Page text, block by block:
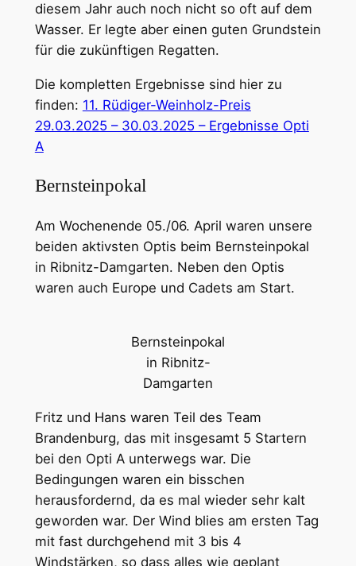
diesem Jahr auch noch nicht so oft auf dem
Wasser. Er legte aber einen guten Grundstein
für die zukünftigen Regatten.
Die kompletten Ergebnisse sind hier zu
finden: 11. Rüdiger-Weinholz-Preis
29.03.2025 – 30.03.2025 – Ergebnisse Opti
A
Bernsteinpokal
Am Wochenende 05./06. April waren unsere
beiden aktivsten Optis beim Bernsteinpokal
in Ribnitz-Damgarten. Neben den Optis
waren auch Europe und Cadets am Start.
Bernsteinpokal
in Ribnitz-
Damgarten
Fritz und Hans waren Teil des Team
Brandenburg, das mit insgesamt 5 Startern
bei den Opti A unterwegs war. Die
Bedingungen waren ein bisschen
herausfordernd, da es mal wieder sehr kalt
geworden war. Der Wind blies am ersten Tag
mit fast durchgehend mit 3 bis 4
Windstärken, so dass alles wie geplant